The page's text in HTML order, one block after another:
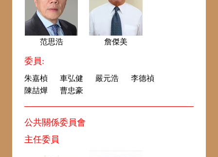
范思浩 詹傑美
委員:
朱嘉楨 車弘健 嚴元浩
李德禎
陳喆燁
曹忠豪
公共關係委員會
主任委員